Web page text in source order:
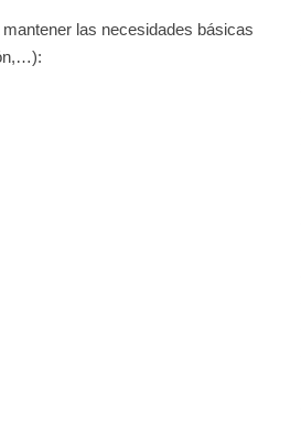
las necesidades básicas